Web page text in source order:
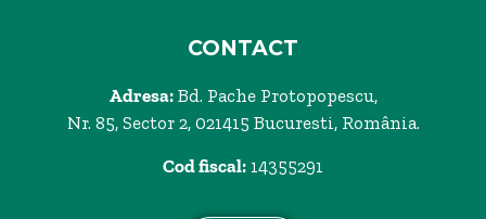
CONTACT
Adresa:Bd. Pache Protopopescu,
Nr. 85, Sector 2, 021415 Bucuresti, România.
Cod fiscal: 14355291